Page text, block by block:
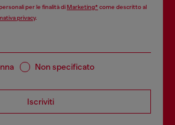
per le finalità diMarketing*come descritto al
privacy.
Non specificato
Iscriviti